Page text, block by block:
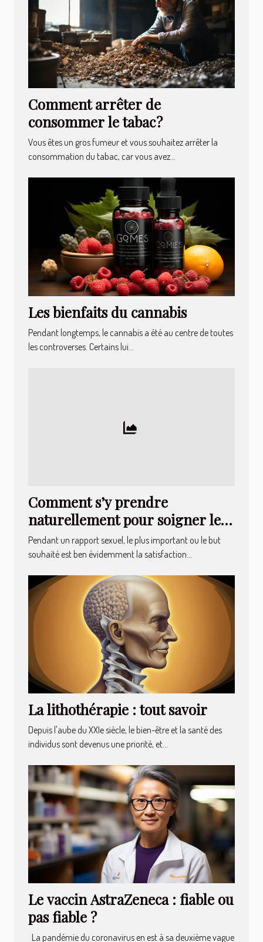
Comment arrêter de
consommer le tabac ?
Vous êtes un gros fumeur et vous souhaitez arrêter la
consommation du tabac, car vous avez...
Les bienfaits du cannabis
Pendant longtemps, le cannabis a été au centre de toutes
les controverses. Certains lui...
Comment s’y prendre
naturellement pour soigner le
syndrome des couilles bleues ou
testicules bleus
Pendant un rapport sexuel, le plus important ou le but
souhaité est ben évidemment la satisfaction...
La lithothérapie : tout savoir
Depuis l'aube du XXIe siècle, le bien-être et la santé des
individus sont devenus une priorité, et...
Le vaccin AstraZeneca : fiable ou
pas fiable ?
La pandémie du coronavirus en est à sa deuxième vague